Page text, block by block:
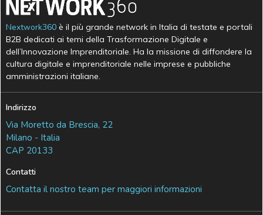
Nextwork360 è il più grande network in Italia di testate e portali
B2B dedicati ai temi della Trasformazione Digitale e
dell’Innovazione Imprenditoriale. Ha la missione di diffondere la
cultura digitale e imprenditoriale nelle imprese e pubbliche
amministrazioni italiane.
Indirizzo
Via Moretto da Brescia, 22
Milano - Italia
CAP 20133
Contatti
Contatta il nostro team per maggiori informazioni